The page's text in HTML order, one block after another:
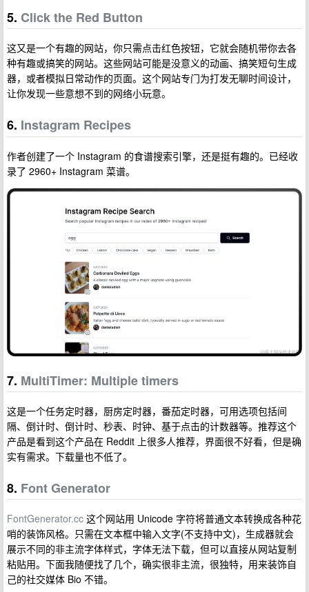
5. Click the Red Button
这又是一个有趣的网站，你只需点击红色按钮，它就会随机带你去各
种有趣或搞笑的网站。这些网站可能是没意义的动画、搞笑短句生成
器，或者模拟日常动作的页面。这个网站专门为打发无聊时间设计，
让你发现一些意想不到的网络小玩意。
6. Instagram Recipes
作者创建了一个 Instagram 的食谱搜索引擎，还是挺有趣的。已经收
录了 2960+ Instagram 菜谱。
7. MultiTimer: Multiple timers
这是一个任务定时器，厨房定时器，番茄定时器，可用选项包括间
隔、倒计时、倒计时、秒表、时钟、基于点击的计数器等。推荐这个
产品是看到这个产品在 Reddit 上很多人推荐，界面很不好看，但是确
实有需求。下载量也不低了。
8. Font Generator
FontGenerator.cc 这个网站用 Unicode 字符将普通文本转换成各种花
哨的装饰风格。只需在文本框中输入文字(不支持中文)，生成器就会
展示不同的非主流字体样式，字体无法下载，但可以直接从网站复制
粘贴用。下面我随便找了几个，确实很非主流，很独特，用来装饰自
己的社交媒体 Bio 不错。